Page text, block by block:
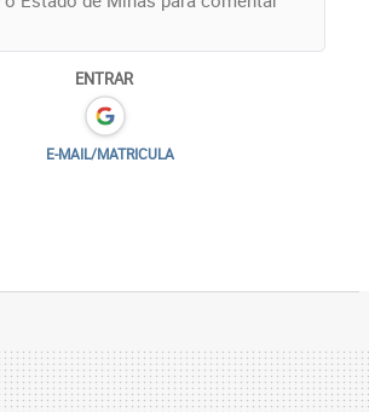
ENTRAR
E-MAIL/MATRICULA